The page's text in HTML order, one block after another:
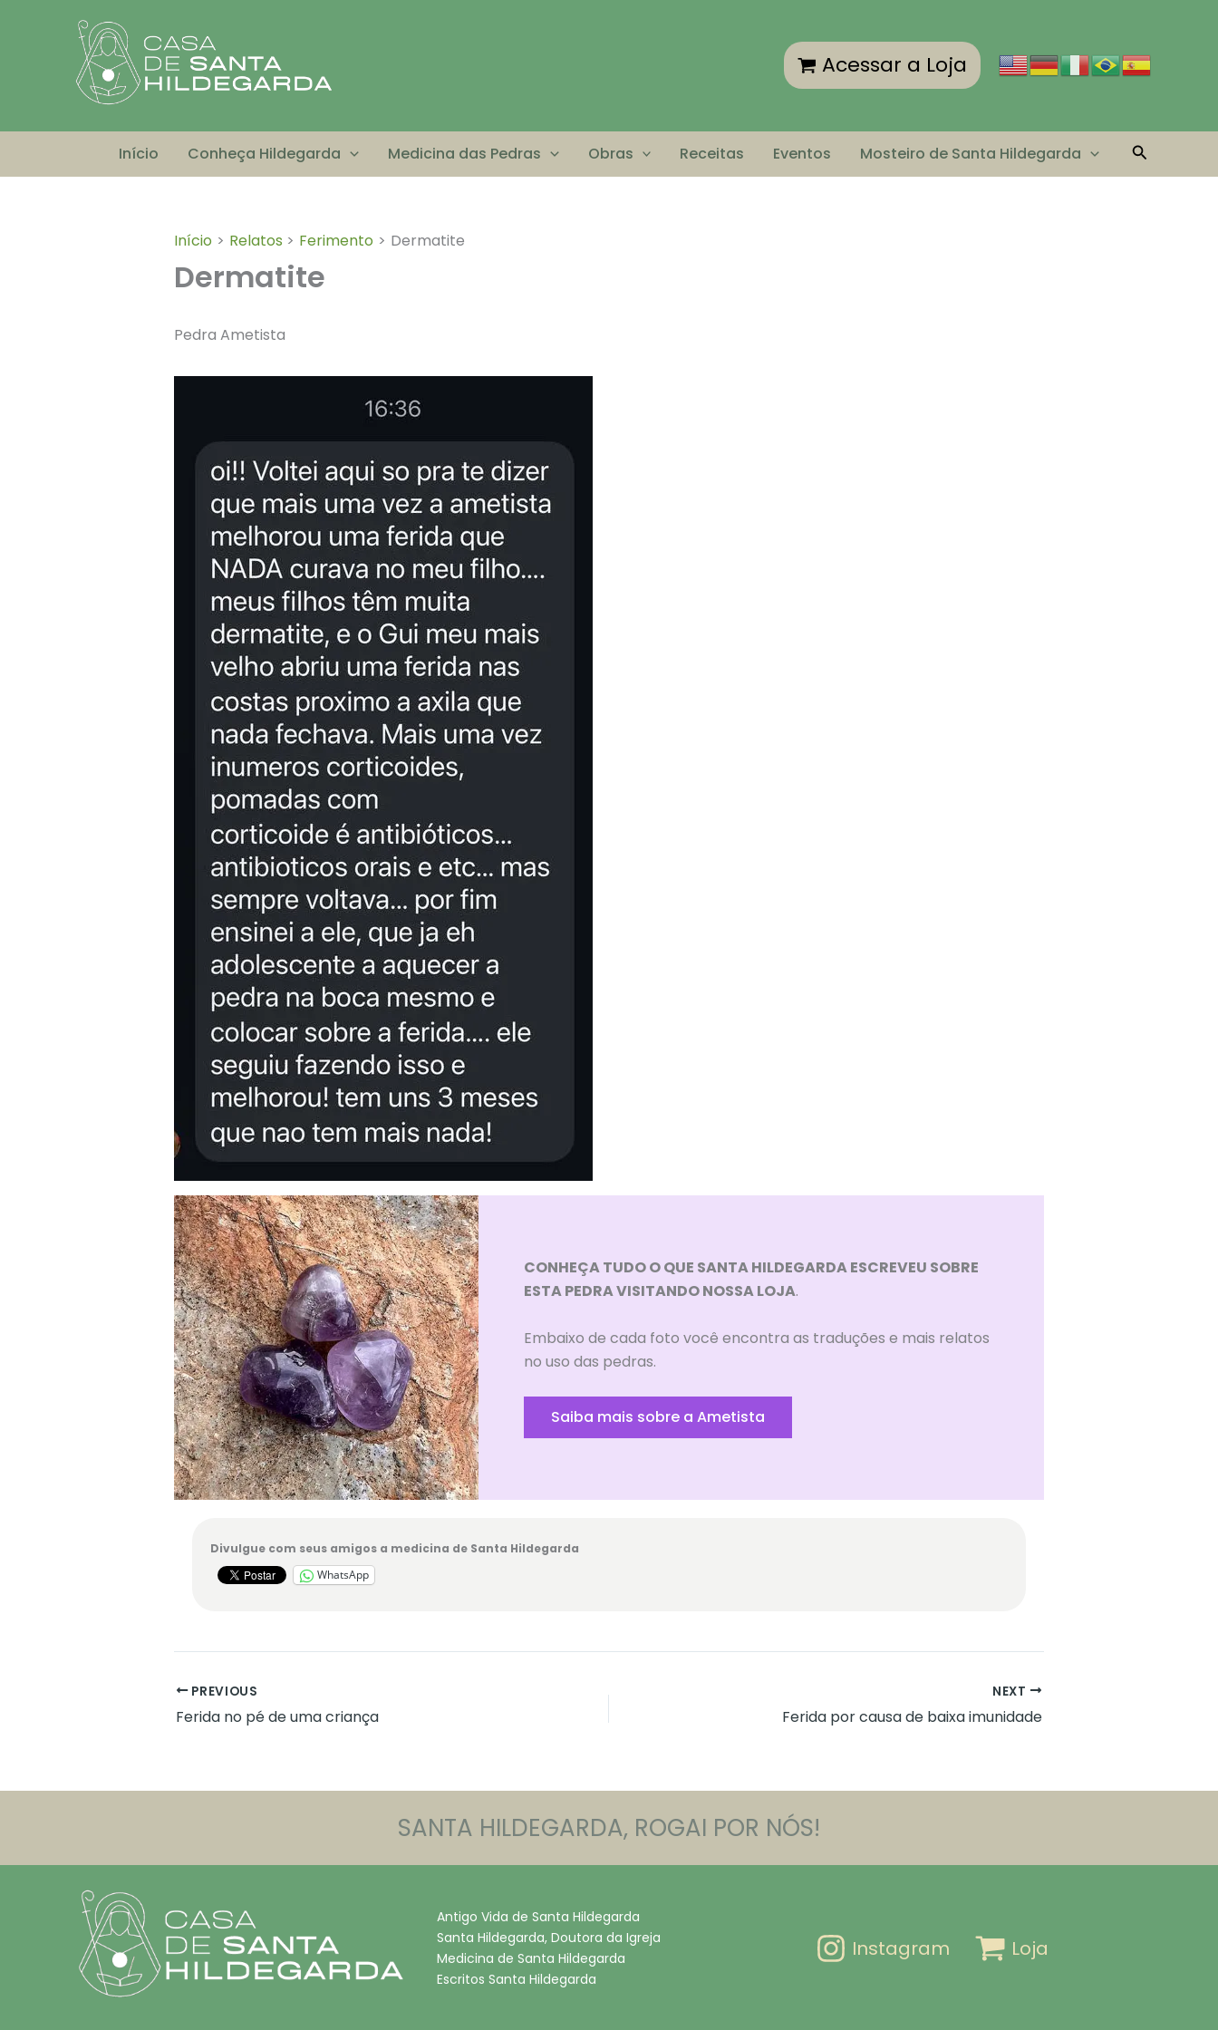
Acessar a Loja
Início Conheça Hildegarda Medicina das Pedras Obras Receitas Eventos Mosteiro de Santa Hildegarda Pesquisar
Início Relatos Ferimento Dermatite
Dermatite
Pedra Ametista
CONHEÇA TUDO O QUE SANTA HILDEGARDA ESCREVEU SOBRE
ESTA PEDRA VISITANDO NOSSA LOJA.
Embaixo de cada foto você encontra as traduções e mais relatos
no uso das pedras.
Saiba mais sobre a Ametista
Divulgue com seus amigos a medicina de Santa Hildegarda
WhatsApp
PREVIOUS
Ferida no pé de uma criança
NEXT
Ferida por causa de baixa imunidade
SANTA HILDEGARDA, ROGAI POR NÓS!
Antigo Vida de Santa Hildegarda
Santa Hildegarda, Doutora da Igreja
Medicina de Santa Hildegarda
Escritos Santa Hildegarda
Instagram Loja